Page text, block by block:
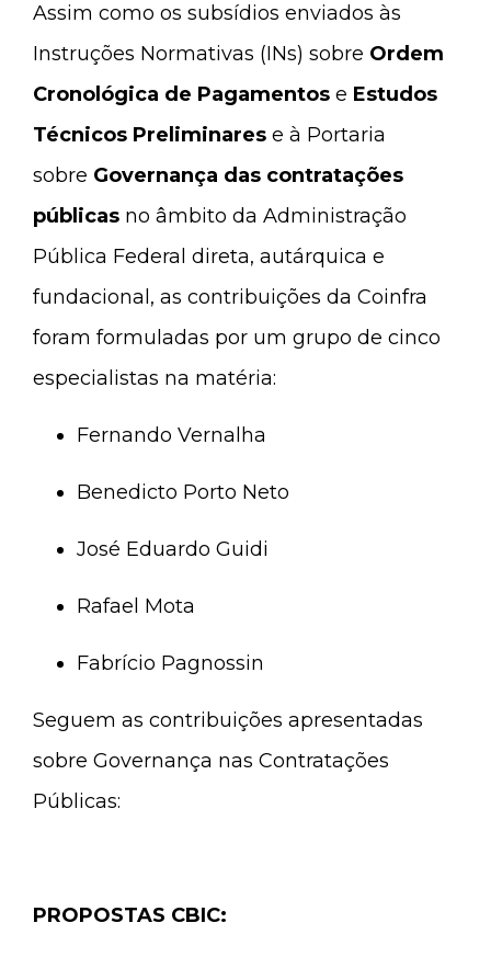
Assim como os subsídios enviados às
Instruções Normativas (INs) sobre Ordem
Cronológica de Pagamentos e Estudos
Técnicos Preliminares e à Portaria
sobre Governança das contratações
públicas no âmbito da Administração
Pública Federal direta, autárquica e
fundacional, as contribuições da Coinfra
foram formuladas por um grupo de cinco
especialistas na matéria:
Fernando Vernalha
Benedicto Porto Neto
José Eduardo Guidi
Rafael Mota
Fabrício Pagnossin
Seguem as contribuições apresentadas
sobre Governança nas Contratações
Públicas:
PROPOSTAS CBIC: